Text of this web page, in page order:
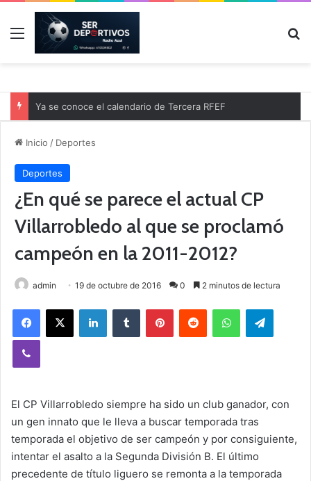
Menú
Ya se conoce el calendario de Tercera RFEF
Inicio / Deportes
Deportes
¿En qué se parece el actual CP
Villarrobledo al que se proclamó
campeón en la 2011-2012?
admin 19 de octubre de 2016 0 2 minutos de lectura
El CP Villarrobledo siempre ha sido un club ganador, con
un gen innato que le lleva a buscar temporada tras
temporada el objetivo de ser campeón y por consiguiente,
intentar el asalto a la Segunda División B. El último
precedente de título liguero se remonta a la temporada